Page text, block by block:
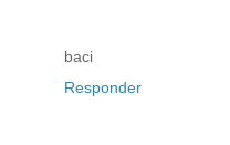
baci
Responder